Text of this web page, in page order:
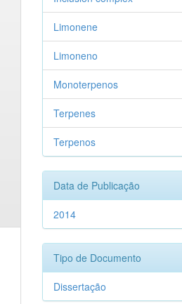
Limonene
Limoneno
Monoterpenos
Terpenes
Terpenos
Data de Publicação
2014
Tipo de Documento
Dissertação